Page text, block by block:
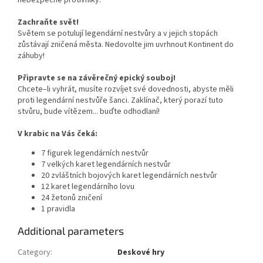
Zachraňte svět!
Světem se potulují legendární nestvůry a v jejich stopách
zůstávají zničená města. Nedovolte jim uvrhnout Kontinent do
záhuby!
Připravte se na závěrečný epický souboj!
Chcete–li vyhrát, musíte rozvíjet své dovednosti, abyste měli
proti legendární nestvůře šanci. Zaklínač, který porazí tuto
stvůru, bude vítězem... buďte odhodlaní!
V krabic na Vás čeká:
7 figurek legendárních nestvůr
7 velkých karet legendárních nestvůr
20 zvláštních bojových karet legendárních nestvůr
12 karet legendárního lovu
24 žetonů zničení
1 pravidla
Additional parameters
Category:
Deskové hry